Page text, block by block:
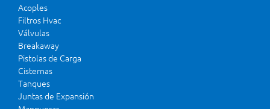
Acoples
Filtros Hvac
Válvulas
Breakaway
Pistolas de Carga
Cisternas
Tanques
Juntas de Expansión